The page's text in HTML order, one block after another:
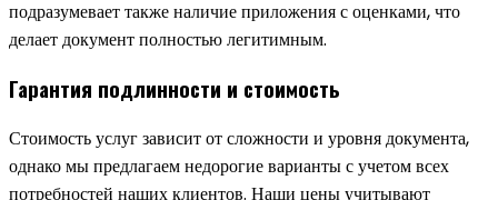
подразумевает также наличие приложения с оценками, что
делает документ полностью легитимным.
Гарантия подлинности и стоимость
Стоимость услуг зависит от сложности и уровня документа,
однако мы предлагаем недорогие варианты с учетом всех
потребностей наших клиентов. Наши цены учитывают